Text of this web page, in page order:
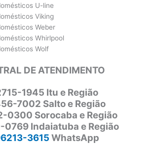
U-line
Viking
Weber
Whirlpool
Wolf
DE ATENDIMENTO
1945 Itu e Região
7002 Salto e Região
0300 Sorocaba e Região
0769 Indaiatuba e Região
3615 WhatsApp